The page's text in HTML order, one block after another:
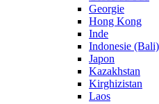
Georgie
Hong Kong
Inde
Indonesie (Bali)
Japon
Kazakhstan
Kirghizistan
Laos